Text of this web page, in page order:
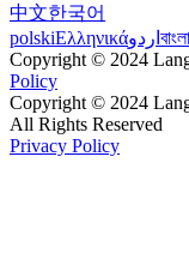
中文한국어
polskiΕλληνικάاردو বাংলা
Copyright © 2024
Policy
Copyright © 2024
All Rights Reserved
Privacy Policy